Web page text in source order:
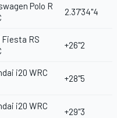
Polo R
2.37'34"4
Fiesta RS
+26"2
i20 WRC
+28"5
i20 WRC
+29"3